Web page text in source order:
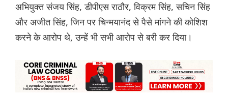
अभियुक्त संजय सिंह, डीपीएस राठौर, विक्रम सिंह, सचिन सिंह
और अजीत सिंह, जिन पर चिन्मयानंद से पैसे मांगने की कोशिश
करने के आरोप थे, उन्हें भी सभी आरोप से बरी कर दिया।